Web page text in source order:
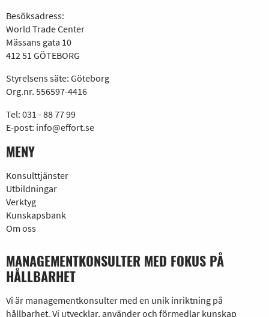
Besöksadress:
World Trade Center
Mässans gata 10
412 51 GÖTEBORG
Styrelsens säte: Göteborg
Org.nr. 556597-4416
Tel: 031 - 88 77 99
E-post: info@effort.se
MENY
Konsulttjänster
Utbildningar
Verktyg
Kunskapsbank
Om oss
MANAGEMENTKONSULTER MED FOKUS PÅ
HÅLLBARHET
Vi är managementkonsulter med en unik inriktning på
hållbarhet. Vi utvecklar, använder och förmedlar kunskap